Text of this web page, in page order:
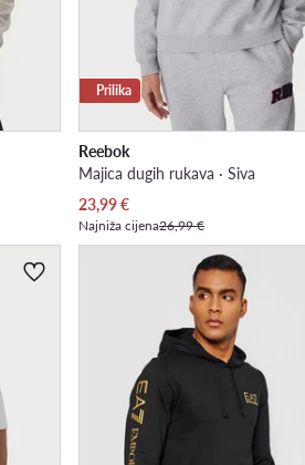
Prilika
Reebok
Majica dugih rukava · Siva
Trenutna cijena
23,99€
Najniža cijena26,99 €